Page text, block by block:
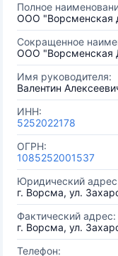
Полное
ООО "Ворсменская
Сокращенное
ООО "Ворсменская
Имя руководителя:
Валентин
ИНН:
5252022178
ОГРН:
1085252001537
Юридический
г. Ворсма, ул.
Фактический адрес:
г. Ворсма, ул.
Телефон: